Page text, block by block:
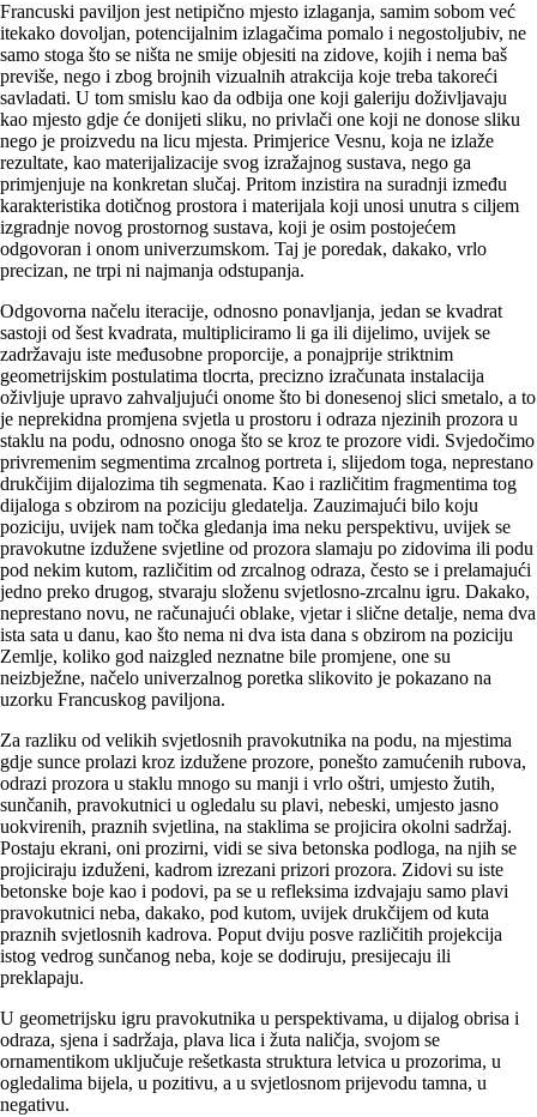
Francuski paviljon jest netipično mjesto izlaganja, samim sobom već
itekako dovoljan, potencijalnim izlagačima pomalo i negostoljubiv, ne
samo stoga što se ništa ne smije objesiti na zidove, kojih i nema baš
previše, nego i zbog brojnih vizualnih atrakcija koje treba takoreći
savladati. U tom smislu kao da odbija one koji galeriju doživljavaju
kao mjesto gdje će donijeti sliku, no privlači one koji ne donose sliku
nego je proizvedu na licu mjesta. Primjerice Vesnu, koja ne izlaže
rezultate, kao materijalizacije svog izražajnog sustava, nego ga
primjenjuje na konkretan slučaj. Pritom inzistira na suradnji između
karakteristika dotičnog prostora i materijala koji unosi unutra s ciljem
izgradnje novog prostornog sustava, koji je osim postojećem
odgovoran i onom univerzumskom. Taj je poredak, dakako, vrlo
precizan, ne trpi ni najmanja odstupanja.
Odgovorna načelu iteracije, odnosno ponavljanja, jedan se kvadrat
sastoji od šest kvadrata, multipliciramo li ga ili dijelimo, uvijek se
zadržavaju iste međusobne proporcije, a ponajprije striktnim
geometrijskim postulatima tlocrta, precizno izračunata instalacija
oživljuje upravo zahvaljujući onome što bi donesenoj slici smetalo, a to
je neprekidna promjena svjetla u prostoru i odraza njezinih prozora u
staklu na podu, odnosno onoga što se kroz te prozore vidi. Svjedočimo
privremenim segmentima zrcalnog portreta i, slijedom toga, neprestano
drukčijim dijalozima tih segmenata. Kao i različitim fragmentima tog
dijaloga s obzirom na poziciju gledatelja. Zauzimajući bilo koju
poziciju, uvijek nam točka gledanja ima neku perspektivu, uvijek se
pravokutne izdužene svjetline od prozora slamaju po zidovima ili podu
pod nekim kutom, različitim od zrcalnog odraza, često se i prelamajući
jedno preko drugog, stvaraju složenu svjetlosno-zrcalnu igru. Dakako,
neprestano novu, ne računajući oblake, vjetar i slične detalje, nema dva
ista sata u danu, kao što nema ni dva ista dana s obzirom na poziciju
Zemlje, koliko god naizgled neznatne bile promjene, one su
neizbježne, načelo univerzalnog poretka slikovito je pokazano na
uzorku Francuskog paviljona.
Za razliku od velikih svjetlosnih pravokutnika na podu, na mjestima
gdje sunce prolazi kroz izdužene prozore, ponešto zamućenih rubova,
odrazi prozora u staklu mnogo su manji i vrlo oštri, umjesto žutih,
sunčanih, pravokutnici u ogledalu su plavi, nebeski, umjesto jasno
uokvirenih, praznih svjetlina, na staklima se projicira okolni sadržaj.
Postaju ekrani, oni prozirni, vidi se siva betonska podloga, na njih se
projiciraju izduženi, kadrom izrezani prizori prozora. Zidovi su iste
betonske boje kao i podovi, pa se u refleksima izdvajaju samo plavi
pravokutnici neba, dakako, pod kutom, uvijek drukčijem od kuta
praznih svjetlosnih kadrova. Poput dviju posve različitih projekcija
istog vedrog sunčanog neba, koje se dodiruju, presijecaju ili
preklapaju.
U geometrijsku igru pravokutnika u perspektivama, u dijalog obrisa i
odraza, sjena i sadržaja, plava lica i žuta naličja, svojom se
ornamentikom uključuje rešetkasta struktura letvica u prozorima, u
ogledalima bijela, u pozitivu, a u svjetlosnom prijevodu tamna, u
negativu.